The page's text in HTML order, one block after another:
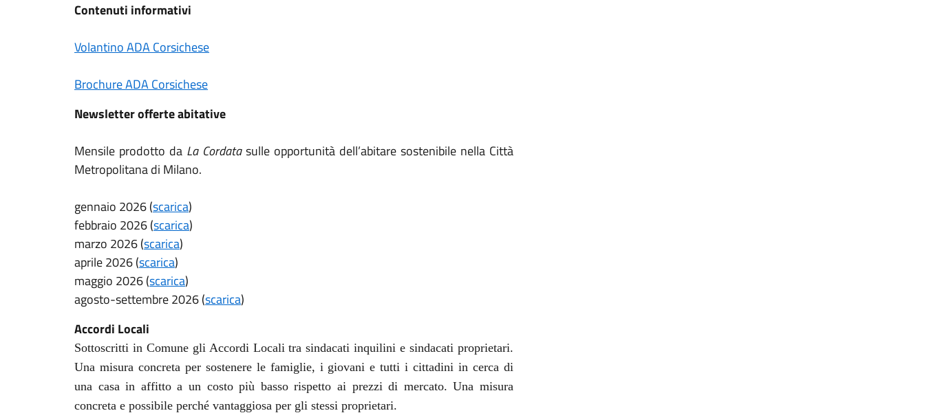
Contenuti informativi
Volantino ADA Corsichese
Brochure ADA Corsichese
Newsletter offerte abitative
Mensile prodotto da La Cordatasulle opportunità dell’abitare sostenibile nella Città
Metropolitana di Milano.
gennaio 2026 (scarica)
febbraio 2026 (scarica)
marzo 2026 (scarica)
aprile 2026 (scarica)
maggio 2026 (scarica)
agosto-settembre 2026 (scarica)
Accordi Locali
Sottoscritti in Comune gli Accordi Locali tra sindacati inquilini e sindacati proprietari.
Una misura concreta per sostenere le famiglie, i giovani e tutti i cittadini in cerca di
una casa in affitto a un costo più basso rispetto ai prezzi di mercato. Una misura
concreta e possibile perché vantaggiosa per gli stessi proprietari.